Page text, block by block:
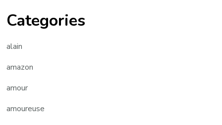
Categories
alain
amazon
amour
amoureuse